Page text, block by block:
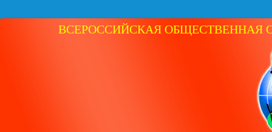
ВСЕРОССИЙСКАЯ ОБЩЕСТВЕННАЯ